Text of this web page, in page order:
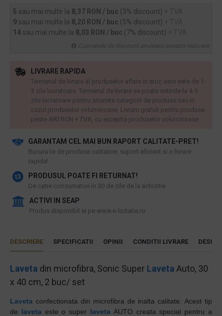
5 sau mai multe la 8,37 RON / buc (3% discount)
9 sau mai multe la 8,20 RON / buc (5% discount)
14 sau mai multe la 8,03 RON / buc (7% discount)
GARANTAM CEL MAI BUN RAPORT CALITATE-PRET!
​Bucura-te de produse calitative, suport eficient si o livrare
rapida!
PRODUSUL POATE FI RETURNAT!
De catre consumatori in 30 de zile de la achizitie
ACTIVI IN SEAP
Produs disponibil si pe www.e-licitatie.ro
LIVRARE RAPIDA
Termenul de livrare al produselor aflate in stoc este este de 1-
3 zile lucratoare. Termenul de livrare se poate extinde la 4-5
zile lucratoare pentru anumite categorii de produse sau in
cazul produselor voluminoase. Livram gratuit pentru produse
peste 490 RON + TVA, cu exceptia produselor voluminoase.
DESCRIERE SPECIFICATII OPINII CONDITII LIVRARE
Laveta din microfibra, Sonic Super Laveta Auto, 30
x 40 cm, 2 buc/ set
Laveta confectionata din microfibra de inalta calitate. Acest tip
de laveta este o super laveta AUTO creata special pentru a